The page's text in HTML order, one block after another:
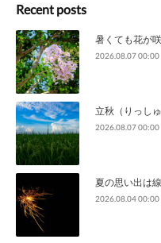
Recent posts
暑くても花が
2026.08.07 00:00
立秋（りっし
2026.08.07 00:00
夏の思い出は
2026.08.04 00:00